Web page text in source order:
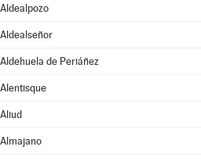
Aldealpozo
Aldealseñor
Aldehuela de Periáñez
Alentisque
Aliud
Almajano